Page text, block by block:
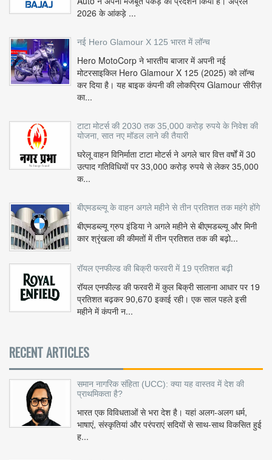
2026 के आंकड़े ...
नई Hero Glamour X 125 भारत में लॉन्च
Hero MotoCorp ने भारतीय बाजार में अपनी नई
मोटरसाइकिल Hero Glamour X 125 (2025) को लॉन्च
कर दिया है। यह बाइक कंपनी की लोकप्रिय Glamour सीरीज़
का...
टाटा मोटर्स की 2030 तक 35,000 करोड़ रुपये के निवेश की
योजना, सात नए मॉडल लाने की तैयारी
घरेलू वाहन विनिर्माता टाटा मोटर्स ने अगले चार वित्त वर्षों में 30
उत्पाद गतिविधियों पर 33,000 करोड़ रुपये से लेकर 35,000
क...
बीएमडब्ल्यू के वाहन अगले महीने से तीन प्रतिशत तक महंगे होंगे
बीएमडब्ल्यू ग्रुप इंडिया ने अगले महीने से बीएमडब्ल्यू और मिनी
कार श्रृंखला की कीमतों में तीन प्रतिशत तक की बढ़ो...
रॉयल एनफील्ड की बिक्री फरवरी में 19 प्रतिशत बढ़ी
रॉयल एनफील्ड की फरवरी में कुल बिक्री सालाना आधार पर 19
प्रतिशत बढ़कर 90,670 इकाई रही। एक साल पहले इसी
महीने में कंपनी न...
RECENT ARTICLES
समान नागरिक संहिता (UCC): क्या यह वास्तव में देश की
प्राथमिकता है?
भारत एक विविधताओं से भरा देश है। यहां अलग-अलग धर्म,
भाषाएं, संस्कृतियां और परंपराएं सदियों से साथ-साथ विकसित हुई
ह...